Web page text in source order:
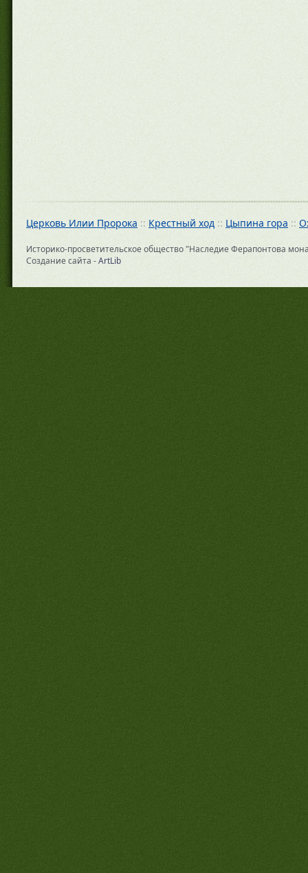
Церковь Илии Пророка :: Крестный ход :: Цыпина гора ::
Историко-просветительское общество "Наследие Ферапонтова
Создание сайта -ArtLib